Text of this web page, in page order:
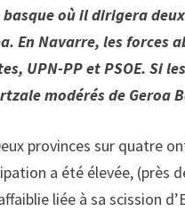
où il dirigera
En Navarre, les forces
UPN-PP et PSOE. Si
modérés de Geroa
provinces sur quatre
a été élevée, (près
liée à sa scission